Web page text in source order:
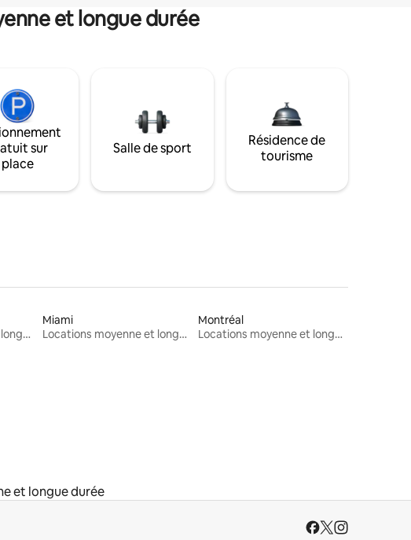
et longue durée
sur
place
Salle de sport
Résidence de
tourisme
Locations moyenne et longue durée
Miami
Locations moyenne et longue durée
Montréal
Locations moyenne et longue durée
et longue durée